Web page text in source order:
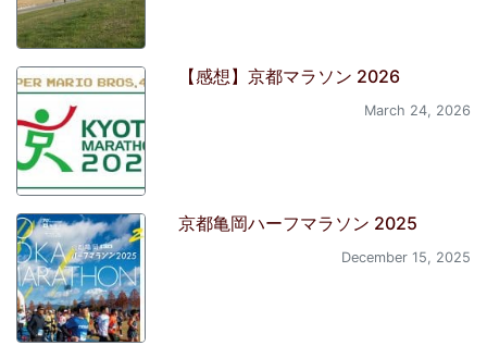
【感想】京都マラソン 2026
March 24, 2026
京都亀岡ハーフマラソン 2025
December 15, 2025